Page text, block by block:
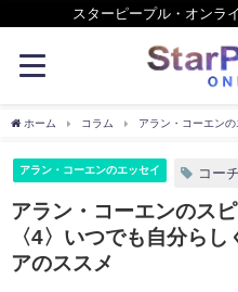
スターピープル・オンラ
ホーム コラム アラン・コーエンの
アラン・コーエンのエッセイ コー
アラン・コーエンのス
〈4〉いつでも自分ら
アのススメ